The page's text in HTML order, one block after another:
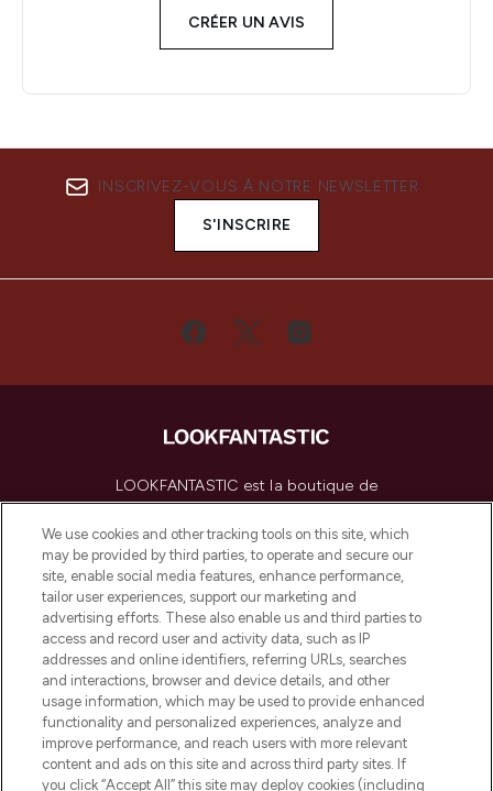
CRÉER UN AVIS
INSCRIVEZ-VOUS À NOTRE NEWSLETTER
S'INSCRIRE
LOOKFANTASTIC est la boutique de
beauté incontournable en Europe,
proposant les meilleurs produits de soins
de la peau, des cheveux et de maquillage
de plus de 200 marques prestigieuses.
Faites vos achats en ligne ou via
l’application, avec la livraison offerte dès
55€ d'achat.
Consentement aux cookies
Do Not Sell or Share My Personal
Information
We use cookies and other tracking tools on this site, which
may be provided by third parties, to operate and secure our
site, enable social media features, enhance performance,
tailor user experiences, support our marketing and
advertising efforts. These also enable us and third parties to
access and record user and activity data, such as IP
addresses and online identifiers, referring URLs, searches
and interactions, browser and device details, and other
usage information, which may be used to provide enhanced
functionality and personalized experiences, analyze and
improve performance, and reach users with more relevant
content and ads on this site and across third party sites. If
you click “Accept All” this site may deploy cookies (including